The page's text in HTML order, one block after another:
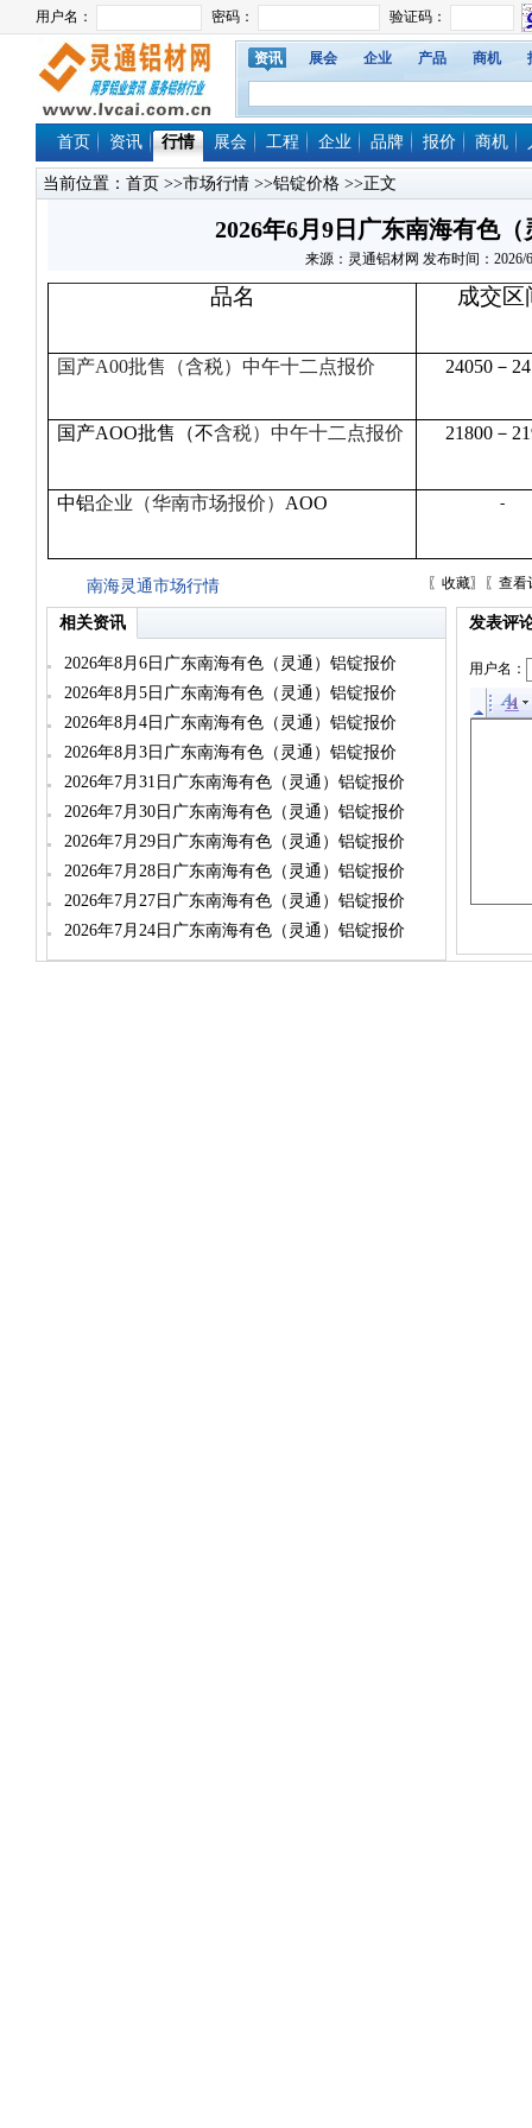
资讯 展会 企业 产品 商机
首页 资讯 行情 展会 工程 企业 品牌 报价 商机
当前位置： 首页 >>市场行情 >>铝锭价格 >>正文
2026年6月9日广东南海有色
来源：灵通铝材网 发布时间：2026/
品名 成交区
国产A00批售（含税）中午十二点报价 24050－
国产AOO批售（不含税）中午十二点报价 21800－
中铝企业（华南市场报价） AOO -
南海灵通市场行情 〖 收藏〗〖 查看
相关资讯
2026年8月6日广东南海有色（灵通）铝锭报价
2026年8月5日广东南海有色（灵通）铝锭报价
2026年8月4日广东南海有色（灵通）铝锭报价
2026年8月3日广东南海有色（灵通）铝锭报价
2026年7月31日广东南海有色（灵通）铝锭报价
2026年7月30日广东南海有色（灵通）铝锭报价
2026年7月29日广东南海有色（灵通）铝锭报价
2026年7月28日广东南海有色（灵通）铝锭报价
2026年7月27日广东南海有色（灵通）铝锭报价
2026年7月24日广东南海有色（灵通）铝锭报价
发表评
用户名：